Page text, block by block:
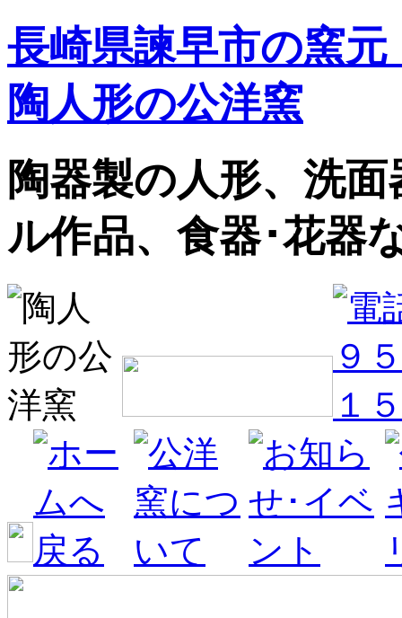
長崎県諫早市の窯
陶人形の公洋窯
陶器製の人形、洗
ル作品、食器･花器